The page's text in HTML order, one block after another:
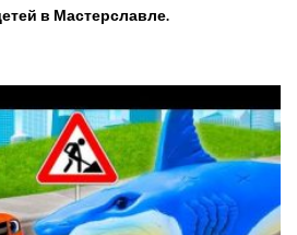
в Мастерславле.